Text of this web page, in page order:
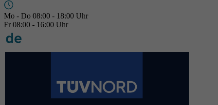
Mo - Do 08:00 - 18:00 Uhr
Fr 08:00 - 16:00 Uhr